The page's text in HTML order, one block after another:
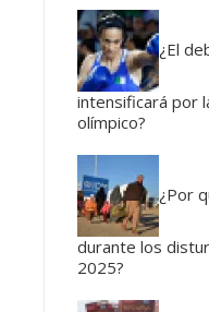
¿El
intensificará por
olímpico?
¿Por
durante los
2025?